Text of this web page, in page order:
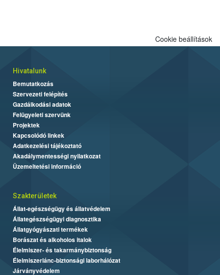
Cookie beállítások
Hivatalunk
Bemutatkozás
Szervezeti felépítés
Gazdálkodási adatok
Felügyeleti szervünk
Projektek
Kapcsolódó linkek
Adatkezelési tájékoztató
Akadálymentességi nyilatkozat
Üzemeltetési információ
Szakterületek
Állat-egészségügy és állatvédelem
Állategészségügyi diagnosztika
Állatgyógyászati termékek
Borászat és alkoholos italok
Élelmiszer- és takarmánybiztonság
Élelmiszerlánc-biztonsági laborhálózat
Járványvédelem